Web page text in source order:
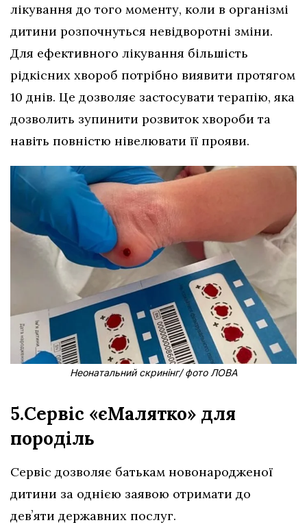
лікування до того моменту, коли в організмі
дитини розпочнуться невідворотні зміни.
Для ефективного лікування більшість
рідкісних хвороб потрібно виявити протягом
10 днів. Це дозволяє застосувати терапію, яка
дозволить зупинити розвиток хвороби та
навіть повністю нівелювати її прояви.
Неонатальний скринінг/ фото ЛОВА
5.Сервіс «єМалятко» для
породіль
Сервіс дозволяє батькам новонародженої
дитини за однією заявою отримати до
девʼяти державних послуг.